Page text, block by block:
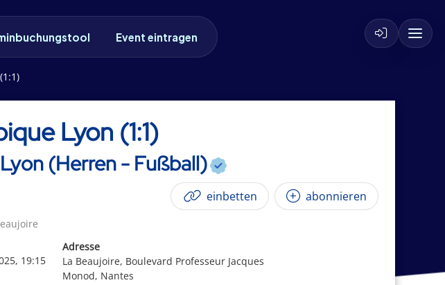
Event eintragen
Lyon (1:1)
(Herren - Fußball)
einbetten abonnieren
19:15
Adresse
La Beaujoire, Boulevard Professeur Jacques
Monod, Nantes